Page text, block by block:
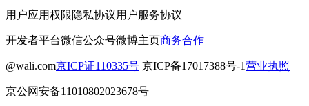
用户应用权限隐私协议用户服务协议
开发者平台微信公众号微博主页商务合作
@wali.com京ICP证110335号 京ICP备17017388号-1营业执照
京公网安备11010802023678号